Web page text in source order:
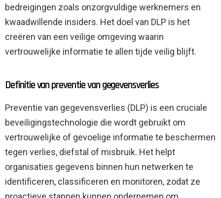
bedreigingen zoals onzorgvuldige werknemers en
kwaadwillende insiders. Het doel van DLP is het
creëren van een veilige omgeving waarin
vertrouwelijke informatie te allen tijde veilig blijft.
Definitie van preventie van gegevensverlies
Preventie van gegevensverlies (DLP) is een cruciale
beveiligingstechnologie die wordt gebruikt om
vertrouwelijke of gevoelige informatie te beschermen
tegen verlies, diefstal of misbruik. Het helpt
organisaties gegevens binnen hun netwerken te
identificeren, classificeren en monitoren, zodat ze